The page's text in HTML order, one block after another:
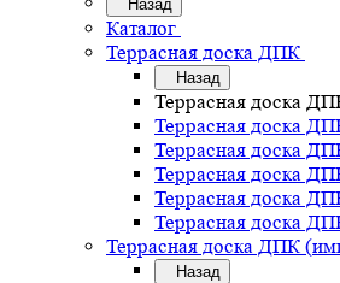
Назад
Каталог
Террасная доска ДПК
Назад
Террасная доска
Террасная доска
Террасная доска
Террасная доска
Террасная доска
Террасная доска
Террасная доска ДПК
Назад